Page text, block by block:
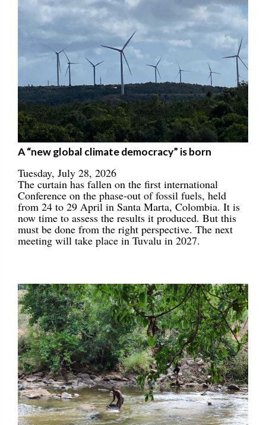
A “new global climate democracy” is born
Tuesday, July 28, 2026
The curtain has fallen on the first international
Conference on the phase-out of fossil fuels, held
from 24 to 29 April in Santa Marta, Colombia. It is
now time to assess the results it produced. But this
must be done from the right perspective. The next
meeting will take place in Tuvalu in 2027.